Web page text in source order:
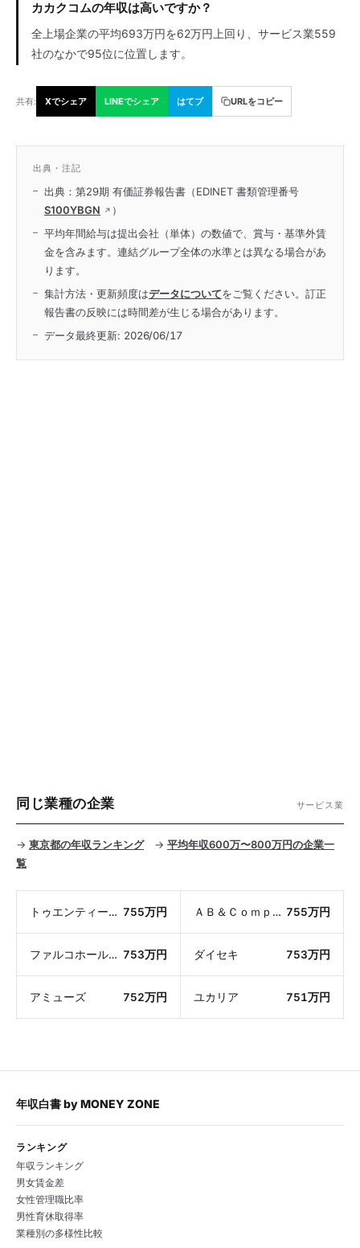
カカクコムの年収は高いですか？
全上場企業の平均693万円を62万円上回り、サービス業559
社のなかで95位に位置します。
共有: Xでシェア LINEでシェア はてブ URLをコピー
出典・注記
出典：第29期 有価証券報告書（EDINET 書類管理番号
S100YBGN
）
平均年間給与は提出会社（単体）の数値で、賞与・基準外賃
金を含みます。連結グループ全体の水準とは異なる場合があ
ります。
集計方法・更新頻度はデータについてをご覧ください。訂正
報告書の反映には時間差が生じる場合があります。
データ最終更新: 2026/06/17
同じ業種の企業 サービス業
→ 東京都の年収ランキング→ 平均年収600万〜800万円の企業一
覧
トゥエンティーフォーセブンホールディングス 755万円 ＡＢ＆Ｃｏｍｐａｎｙ 755万円
ファルコホールディングス 753万円 ダイセキ 753万円
アミューズ 752万円 ユカリア 751万円
年収白書byMONEY ZONE
ランキング
年収ランキング
男女賃金差
女性管理職比率
男性育休取得率
業種別の多様性比較